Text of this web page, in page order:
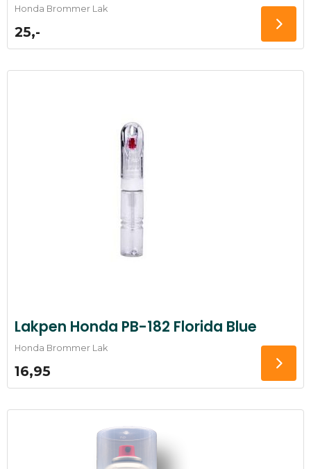
Honda Brommer Lak
25,-
Lakpen Honda PB-182 Florida Blue
Honda Brommer Lak
16,95